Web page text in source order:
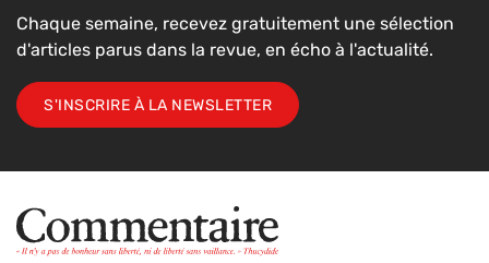
Chaque semaine, recevez gratuitement une sélection
d'articles parus dans la revue, en écho à l'actualité.
S'INSCRIRE À LA NEWSLETTER